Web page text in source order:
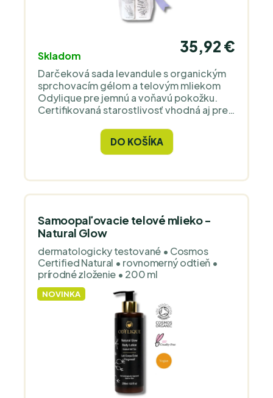
Skladom
35,92 €
Darčeková sada levandule s organickým
sprchovacím gélom a telovým mliekom
Odylique pre jemnú a voňavú pokožku.
Certifikovaná starostlivosť vhodná aj pre
DO KOŠÍKA
Samoopaľovacie telové mlieko -
Natural Glow
dermatologicky testované • Cosmos
Certified Natural • rovnomerný odtieň •
prírodné zloženie • 200 ml
NOVINKA